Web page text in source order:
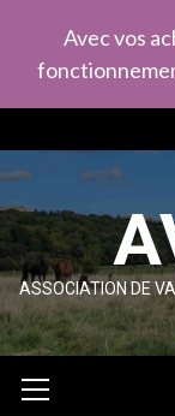
Avec vos
to
content
ASSOCIATION DE
Menu